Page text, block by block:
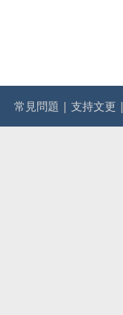
常見問題 | 支持文更 |